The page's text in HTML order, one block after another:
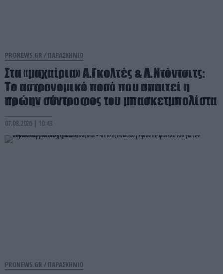
PRONEWS.GR / ΠΑΡΑΣΚΗΝΙΟ
Στα «μαχαίρια» Α.Γκολτές & Λ.Ντόντσιτς:
Το αστρονομικό ποσό που απαιτεί η
πρώην σύντροφος του μπασκετμπολίστα
07.08.2026 | 10:43
PRONEWS.GR / ΠΑΡΑΣΚΗΝΙΟ